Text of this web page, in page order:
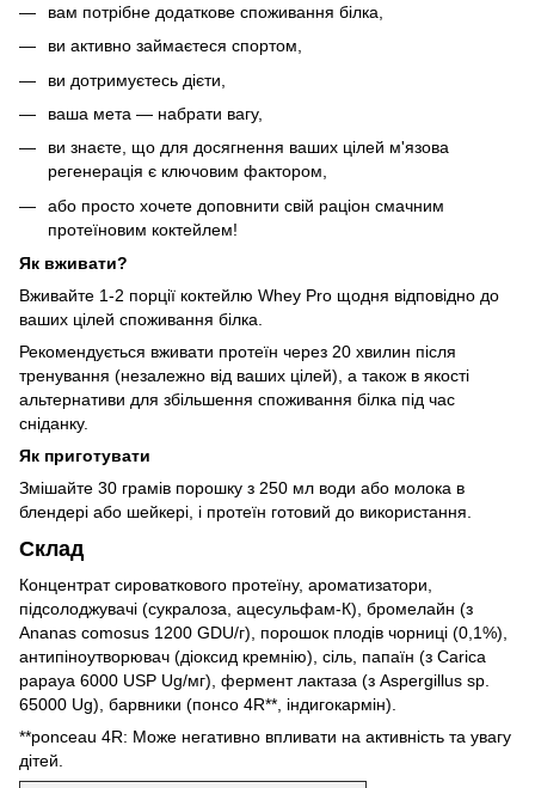
вам потрібне додаткове споживання білка,
ви активно займаєтеся спортом,
ви дотримуєтесь дієти,
ваша мета — набрати вагу,
ви знаєте, що для досягнення ваших цілей м'язова
регенерація є ключовим фактором,
або просто хочете доповнити свій раціон смачним
протеїновим коктейлем!
Як вживати?
Вживайте 1-2 порції коктейлю Whey Pro щодня відповідно до
ваших цілей споживання білка.
Рекомендується вживати протеїн через 20 хвилин після
тренування (незалежно від ваших цілей), а також в якості
альтернативи для збільшення споживання білка під час
сніданку.
Як приготувати
Змішайте 30 грамів порошку з 250 мл води або молока в
блендері або шейкері, і протеїн готовий до використання.
Склад
Концентрат сироваткового протеїну, ароматизатори,
підсолоджувачі (сукралоза, ацесульфам-К), бромелайн (з
Ananas comosus 1200 GDU/г), порошок плодів чорниці (0,1%),
антипіноутворювач (діоксид кремнію), сіль, папаїн (з Carica
papaya 6000 USP Ug/мг), фермент лактаза (з Aspergillus sp.
65000 Ug), барвники (понсо 4R**, індигокармін).
**ponceau 4R: Може негативно впливати на активність та увагу
дітей.